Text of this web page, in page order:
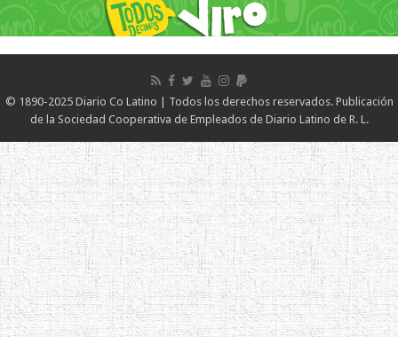
© 1890-2025 Diario Co Latino | Todos los derechos reservados. Publicación
de la Sociedad Cooperativa de Empleados de Diario Latino de R. L.